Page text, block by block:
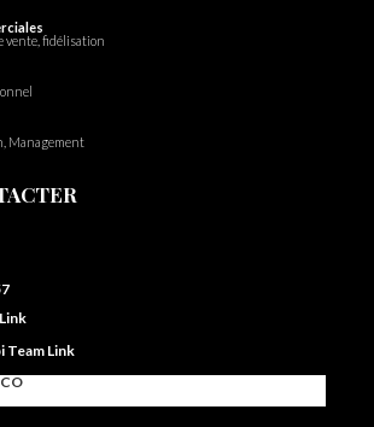
vente, fidélisation
Management
Team Link